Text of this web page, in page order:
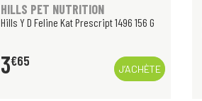
HILLS PET NUTRITION
Hills Y D Feline Kat Prescript 1496 156 G
3€65
J’ACHÈTE